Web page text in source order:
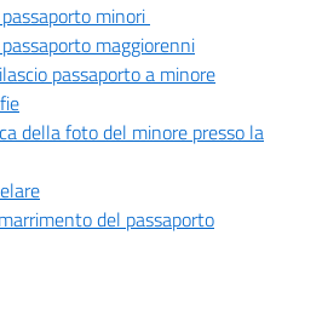
minori
maggiorenni
passaporto a minore
della foto del minore presso la
del passaporto